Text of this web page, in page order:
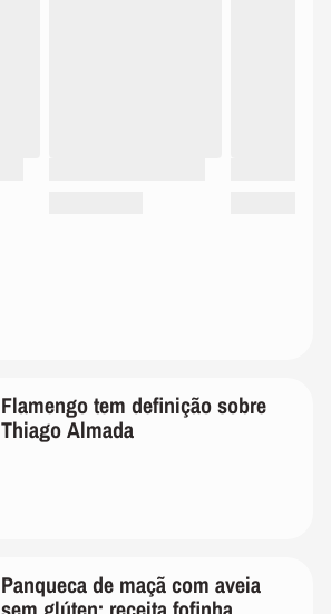
Flamengo tem definição sobre
Thiago Almada
Panqueca de maçã com aveia